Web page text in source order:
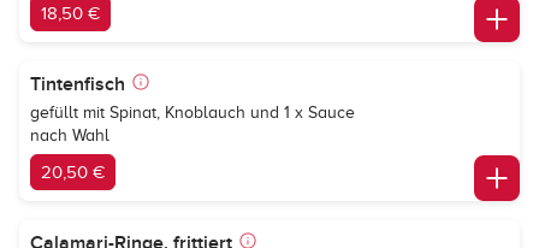
18,50 €
Tintenfisch
gefüllt mit Spinat, Knoblauch und 1 x Sauce
nach Wahl
20,50 €
Calamari-Ringe, frittiert